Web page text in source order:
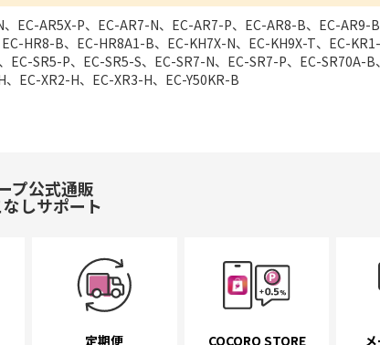
EC-AR5X-P、EC-AR7-N、EC-AR7-P、EC-AR8-B、EC-AR9-
HR8-B、EC-HR8A1-B、EC-KH7X-N、EC-KH9X-T、EC-
SR5-P、EC-SR5-S、EC-SR7-N、EC-SR7-P、EC-SR70A-B
EC-XR2-H、EC-XR3-H、EC-Y50KR-B
プ公式通販
しサポート
定期便
COCORO STORE